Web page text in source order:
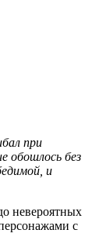
при
обошлось без
и
невероятных
с